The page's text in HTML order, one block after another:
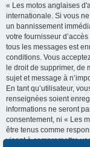
« Les motos anglaises
internationale. Si vous
un bannissement
votre fournisseur
tous les messages est
conditions. Vous
le droit de supprimer, de
sujet et message à
En tant qu’utilisateur,
renseignées soient
informations ne seront
consentement, ni « Les
être tenus comme
visant à compromettre